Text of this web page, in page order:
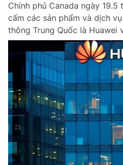
Chính phủ Canada ngày
cấm các sản phẩm và dịch
thông Trung Quốc là Huawei